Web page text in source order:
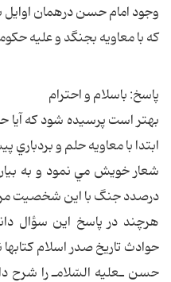
وجود امام حسن درهمان
كه با معاويه بجنگد و عليه
پاسخ: باسلام و احترام
ابتدا با معاويه حلم و
شعار خويش مي نمود و به
درصدد جنگ با اين شخصيت
هرچند در پاسخ اين سؤال